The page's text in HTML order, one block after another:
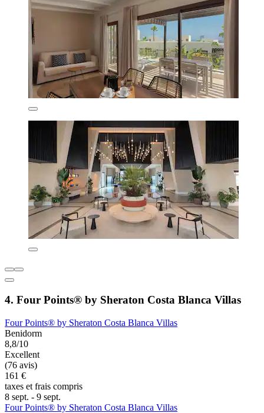
4. Four Points® by Sheraton Costa Blanca Villas
Four Points® by Sheraton Costa Blanca Villas
Benidorm
8,8/10
Excellent
(76 avis)
161 €
taxes et frais compris
8 sept. - 9 sept.
Four Points® by Sheraton Costa Blanca Villas